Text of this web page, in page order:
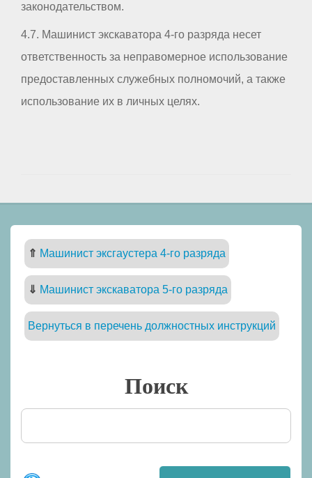
законодательством.
4.7. Машинист экскаватора 4-го разряда несет
ответственность за неправомерное использование
предоставленных служебных полномочий, а также
использование их в личных целях.
⇑ Машинист эксгаустера 4-го разряда
⇓ Машинист экскаватора 5-го разряда
Вернуться в перечень должностных инструкций
Поиск